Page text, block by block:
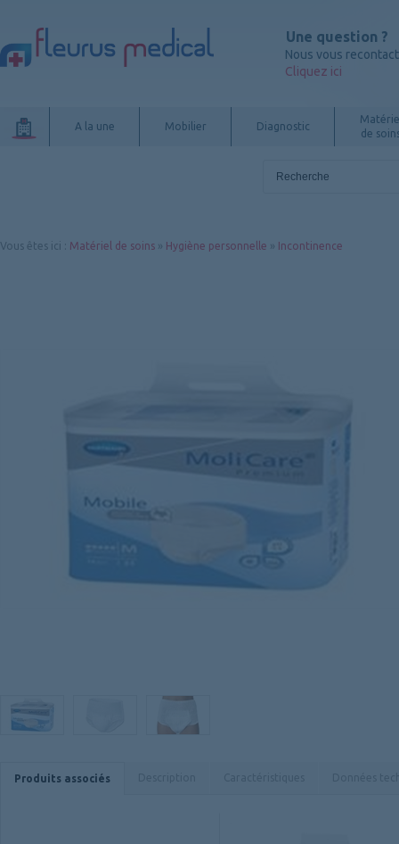
Une question ?
Nous vous
Cliquez ici
A la une Mobilier Diagnostic
de
Vous êtes ici Matériel de soins » Hygiène personnelle » Incontinence
Produits associés